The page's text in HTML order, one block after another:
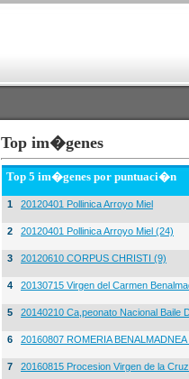
Top im�genes
Top 5 im�genes por puntuaci�n
1 20120401 Pollinica Arroyo Miel
2 20120401 Pollinica Arroyo Miel (24)
3 20120610 CORPUS CHRISTI (9)
4 20130715 Virgen del Carmen
5 20140210 Ca,peonato Nacional Baile
6 20160807 ROMERIA
7 20160815 Procesion Virgen de la